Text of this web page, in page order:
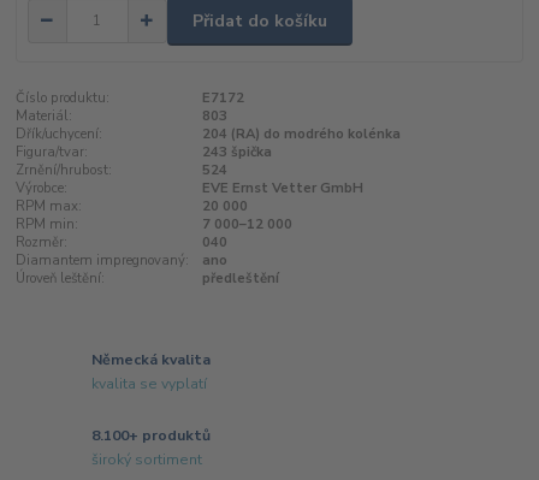
Přidat do košíku
Číslo produktu:
E7172
Materiál:
803
Dřík/uchycení:
204 (RA) do modrého kolénka
Figura/tvar:
243 špička
Zrnění/hrubost:
524
Výrobce:
EVE Ernst Vetter GmbH
RPM max:
20 000
RPM min:
7 000–12 000
Rozměr:
040
Diamantem impregnovaný:
ano
Úroveň leštění:
předleštění
Německá kvalita
kvalita se vyplatí
8.100+ produktů
široký sortiment